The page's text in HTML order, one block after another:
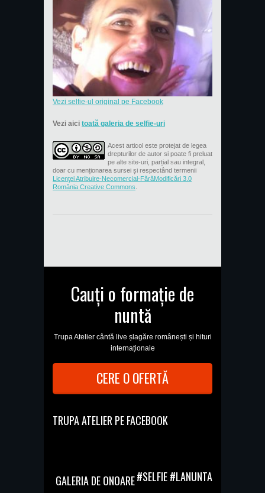
Vezi selfie-ul original pe Facebook
Vezi aici toată galeria de selfie-uri
Acest articol este protejat de legea
drepturilor de autor si poate fi preluat
pe alte site-uri, parțial sau integral,
doar cu menționarea sursei și respectând termenii
Licenţei Atribuire-Necomercial-FărăModificări 3.0
România Creative Commons
Cauți o formație de
nuntă
Trupa Atelier cântă live șlagăre românești și hituri
internaționale
CERE O OFERTĂ
TRUPA ATELIER PE FACEBOOK
GALERIA DE ONOARE#SELFIE #LANUNTA